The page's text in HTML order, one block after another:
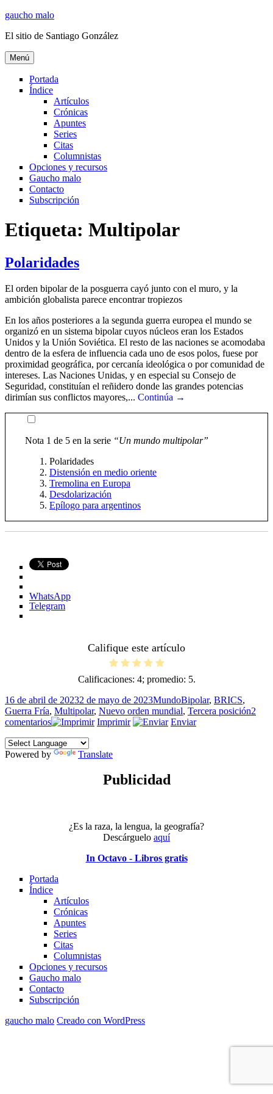
Ir
contenido
gaucho malo
El sitio de Santiago González
Menú
Portada
Índice
Artículos
Crónicas
Apuntes
Series
Citas
Columnistas
Opciones y recursos
Gaucho malo
Contacto
Subscripción
Etiqueta: Multipolar
Polaridades
El orden bipolar de la posguerra cayó junto con el muro, y la
ambición globalista parece encontrar tropiezos
En los años posteriores a la segunda guerra europea el mundo se
organizó en un sistema bipolar cuyos núcleos eran los Estados
Unidos y la Unión Soviética. El resto de las naciones se acomodaba
dentro de la esfera de influencia cada uno de esos polos, fuese por
proximidad geográfica, por cercanía ideológica o por comunidad de
intereses. Las Naciones Unidas, y en especial su Consejo de
Seguridad, constituían el reñidero donde las grandes potencias
dirimían sus conflictos mayores,... Continúa →
Nota 1 de 5 en la serie “Un mundo multipolar”
Polaridades
Distensión en medio oriente
Tremolina en Europa
Desdolarización
Epílogo para argentinos
WhatsApp
Telegram
Califique este artículo
Calificaciones: 4; promedio: 5.
Publicado
el
16 de abril de 20232 de mayo de 2023Categorías
MundoEtiquetas
Bipolar, BRICS,
Guerra Fría, Multipolar, Nuevo orden mundial, Tercera posición2
comentariosen
Imprimir Enviar
Powered by Translate
Publicidad
¿Es la raza, la lengua, la geografía?
Descárguelo aquí
In Octavo - Libros gratis
Portada
Índice
Artículos
Crónicas
Apuntes
Series
Citas
Columnistas
Opciones y recursos
Gaucho malo
Contacto
Subscripción
gaucho malo Creado con WordPress